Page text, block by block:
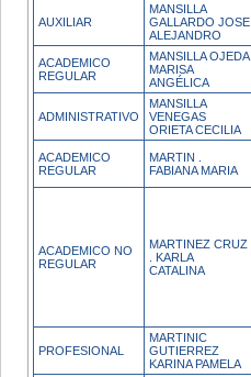
AUXILIAR
MANSILLA
GALLARDO JOSE
ALEJANDRO
ACADEMICO
REGULAR
MANSILLA OJEDA
MARISA
ANGÉLICA
ADMINISTRATIVO
MANSILLA
VENEGAS
ORIETA CECILIA
ACADEMICO
REGULAR
MARTIN .
FABIANA MARIA
ACADEMICO NO
REGULAR
MARTINEZ CRUZ
. KARLA
CATALINA
PROFESIONAL
MARTINIC
GUTIERREZ
KARINA PAMELA